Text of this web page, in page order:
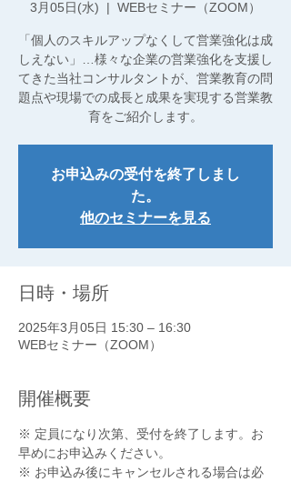
3月05日(水)
  |
WEBセミナー（ZOOM）
「個人のスキルアップなくして営業強化は成
しえない」…様々な企業の営業強化を支援し
てきた当社コンサルタントが、営業教育の問
題点や現場での成長と成果を実現する営業教
育をご紹介します。
お申込みの受付を終了しまし
た。
他のセミナーを見る
日時・場所
2025年3月05日 15:30 – 16:30
WEBセミナー（ZOOM）
開催概要
※ 定員になり次第、受付を終了します。お
早めにお申込みください。
※ お申込み後にキャンセルされる場合は必